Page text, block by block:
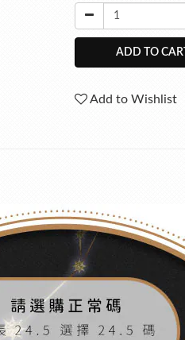
ADD TO CART
Add to Wishlist